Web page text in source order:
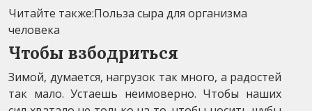
Читайте также:Польза сыра для организма
человека
Чтобы взбодриться
Зимой, думается, нагрузок так много, а радостей
так мало. Устаешь неимоверно. Чтобы наших